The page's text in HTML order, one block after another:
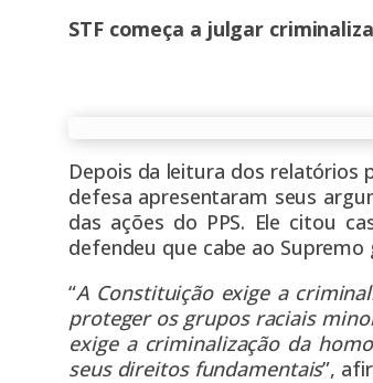
STF começa a julgar
Depois da leitura dos relatórios
defesa apresentaram seus
das ações do PPS. Ele citou
defendeu que cabe ao
“A Constituição exige a
proteger os grupos raciais
exige a criminalização da
seus direitos fundamentais”,